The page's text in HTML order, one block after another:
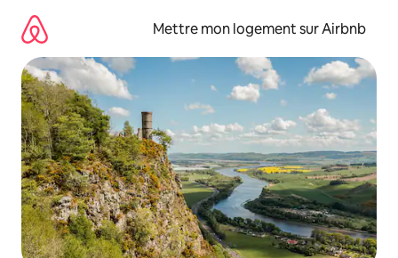
directement
contenu
Mettre mon logement sur Airbnb